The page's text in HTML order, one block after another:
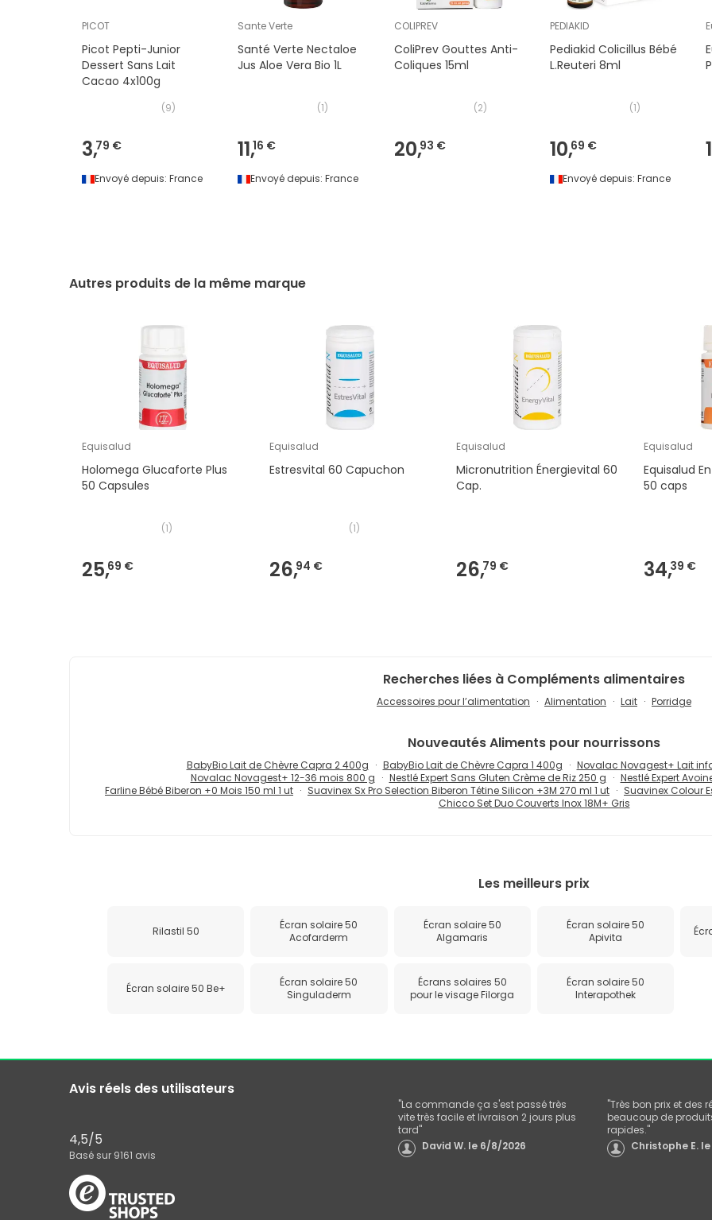
PICOT
Picot Pepti-Junior
Dessert Sans Lait
Cacao 4x100g
(9)
3,79 €
Envoyé depuis: France
Sante Verte
Santé Verte Nectaloe
Jus Aloe Vera Bio 1L
(1)
11,16 €
Envoyé depuis: France
COLIPREV
ColiPrev Gouttes Anti-
Coliques 15ml
(2)
20,93 €
PEDIAKID
Pediakid Colicillus Bébé
L.Reuteri 8ml
(1)
10,69 €
Envoyé depuis: France
Autres produits de la même marque
Equisalud
Holomega Glucaforte Plus
50 Capsules
(1)
25,69 €
Equisalud
Estresvital 60 Capuchon
(1)
26,94 €
Equisalud
Micronutrition Énergievital 60
Cap.
26,79 €
Equisalud
Equisalud
50 caps
34,39 €
Recherches liées à Compléments alimentaires
Accessoires pour l’alimentation Alimentation Lait Porridge
NouveautésAliments pour nourrissons
BabyBio Lait de Chèvre Capra 2 400g BabyBio Lait de Chèvre Capra 1 400g
Novalac Novagest+ Lait
Novalac Novagest+ 12-36 mois 800 g
Nestlé Expert Sans Gluten Crème de Riz 250 g
Nestlé Expert
Farline Bébé Biberon +0 Mois 150 ml 1 ut
Suavinex Sx Pro Selection Biberon Tétine Silicon +3M 270 ml 1 ut
Suavinex Colour
Chicco Set Duo Couverts Inox 18M+ Gris
Les meilleurs prix
Rilastil 50
Écran solaire 50
Acofarderm
Écran solaire 50
Algamaris
Écran solaire 50
Apivita
Écran solaire 50 Be+
Écran solaire 50
Singuladerm
Écrans solaires 50
pour le visage Filorga
Écran solaire 50
Interapothek
Avis réels des utilisateurs
4,5/5
Basé sur 9161 avis
"La commande ça s'est passé très
vite très facile et livraison 2 jours plus
tard"
David W. le 6/8/2026
"Très bon prix et des
beaucoup de
rapides."
Christophe E. le